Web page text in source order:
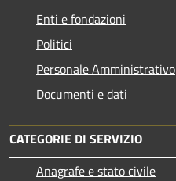
Enti e fondazioni
Politici
Personale Amministrativo
Documenti e dati
CATEGORIE DI SERVIZIO
Anagrafe e stato civile